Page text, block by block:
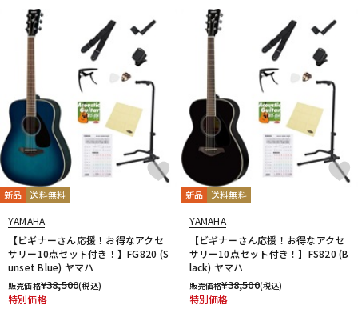
新品 送料無料
YAMAHA
【ビギナーさん応援！お得なアクセ
サリー10点セット付き！】FG820 (S
unset Blue) ヤマハ
販売価格¥38,500(税込)
特別価格
新品 送料無料
YAMAHA
【ビギナーさん応援！お得なアクセ
サリー10点セット付き！】FS820 (B
lack) ヤマハ
販売価格¥38,500(税込)
特別価格